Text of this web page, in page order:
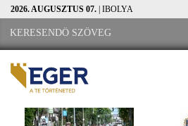
2026. AUGUSZTUS 07. | IBOLYA